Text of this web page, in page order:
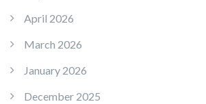
April 2026
March 2026
January 2026
December 2025